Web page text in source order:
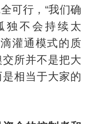
可行，“我们确
独不会持续太
灌通模式的质
所并不是把大
相当于大家的